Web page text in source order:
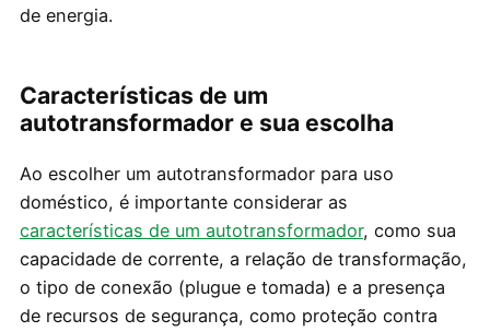
de energia.
Características de um
autotransformador e sua escolha
Ao escolher um autotransformador para uso
doméstico, é importante considerar as
características de um autotransformador, como sua
capacidade de corrente, a relação de transformação,
o tipo de conexão (plugue e tomada) e a presença
de recursos de segurança, como proteção contra